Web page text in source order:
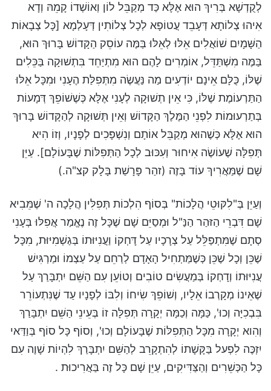
לְקֻדְשָׁא בְּרִיךְ הוּא אֶלָּא כַּד מְקַבֵּל לוֹן וְאוֹשְׁדוֹ קָמֵהּ וְדָא
אִיהוּ צְלוֹתָא דְּעָבֵד עֲטוֹפָא לְכָל צְלוֹתִין דְּעָלְמָא [כָּל צְבָאוֹת
הַשָּׁמָיִם שׁוֹאֲלִים אֵלּוּ לְאֵלּוּ בַּמֶּה עוֹסֵק הַקָּדוֹשׁ בָּרוּךְ הוּא,
בַּמֶּה מִשְׁתַּדֵּל, אוֹמְרִים לָהֶם הוּא מִתְיַּחֵד בִּתְשׁוּקָה בַּכֵּלִים
שֶׁלּוֹ, כֻּלָּם אֵינָם יוֹדְעִים מַה נַּעֲשֶׂה מִתְּפִלַּת הֶעָנִי וּמִכָּל אֵלּוּ
הַתַּרְעוֹמֶת שֶׁלּוֹ, כִּי אֵין תְשׁוּקָה לְעָנִי אֶלָּא כְּשֶׁשׁוֹפֵךְ דְּמָעוֹת
בְּתַרְעוּמוֹת לִפְנֵי הַמֶּלֶךְ הַקָּדוֹשׁ וְאֵין תְּשׁוּקָה לְהַקָּדוֹשׁ בָּרוּךְ
הוּא אֶלָּא כְּשֶׁהוּא מְקַבֵּל אוֹתָם וְנִשְׁפָּכִים לְפָנָיו, וְזוֹ הִיא
תְּפִלָּה שֶׁעוֹשֶׂה אִיחוּר וְעִכּוּב לְכָל הַתְּפִלּוֹת שֶׁבָּעוֹלָם]. עַיֵּן
שָׁם שֶׁמַּאֲרִיךְ עוֹד בָּזֶה (זהַר פָּרָשַׁת בָּלָק קצ"ה.)
וְעַיֵּן בְּ"לִקּוּטֵי הֲלָכוֹת" בְּסוֹף הִלְכוֹת תְּפִלִּין הֲלָכָה ה' שֶׁמֵּבִיא
שָׁם דִּבְרֵי הַזּהַר הַנַּ"ל וּמְסַיֵּם שָׁם שֶׁכָּל זֶה נֶאֱמַר אֲפִלּוּ בְּעָנִי
סְתָם שֶׁמִּתְפַּלֵּל עַל צְרָכָיו עַל דָּחְקוֹ וַעֲנִיּוּתוֹ בְּגַשְׁמִיּוּת, מִכָּל
שֶׁכֵּן וְכָל שֶׁכֵּן כְּשֶׁמַּתְחִיל הָאָדָם לְרַחֵם עַל עַצְמוֹ וּמַרְגִּישׁ
עֲנִיּוּתוֹ וְדָחְקוֹ בְּמַעֲשִׂים טוֹבִים וְטוֹעֵן עִם הַשֵּׁם יִתְבָּרַךְ עַל
שֶׁאֵינוֹ מְקָרְבוֹ אֵלָיו, וְשׁוֹפֵךְ שִׂיחוֹ וְלִבּוֹ לְפָנָיו עַד שֶׁנִּתְעוֹרֵר
בִּבְכִיָּה וְכוּ', כַּמָּה וְכַמָּה יְקָרָה תְּפִלָּה זוֹ בְּעֵינֵי הַשֵּׁם יִתְבָּרַךְ
וְהִוא יְקָרָה מִכָּל הַתְּפִלּוֹת שֶׁבָּעוֹלָם וְכוּ', וְסוֹף כָּל סוֹף בְּוַדַּאי
יִזְכֶּה לִפְעל בַּקָּשָׁתוֹ לְהִתְקָרֵב לְהַשֵּׁם יִתְבָּרַךְ לִהְיוֹת שָׁוֶה עִם
כָּל הַכְּשֵׁרִים וְהַצַּדִּיקִים, עַיֵּן שָׁם כָּל זֶה בַּאֲרִיכוּת .